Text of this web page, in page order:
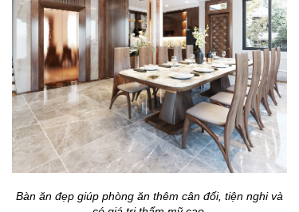
Bàn ăn đẹp giúp phòng ăn thêm cân đối, tiện nghi và